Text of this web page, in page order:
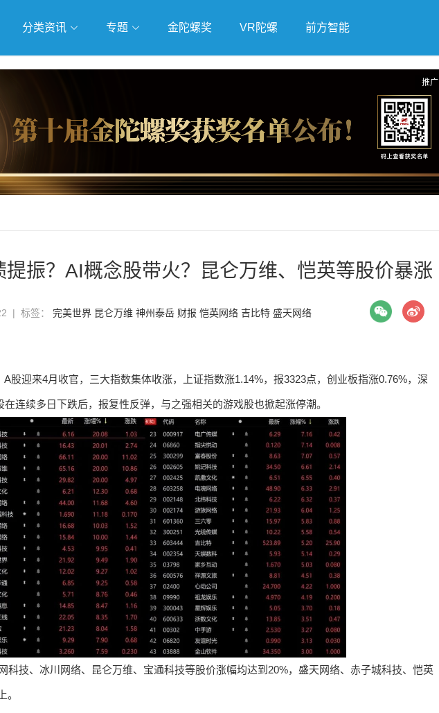
分类资讯 专题
人工智能 武侠游戏 独立游戏 云游戏
金陀螺奖 VR陀螺 前方智能
推广
振？AI概念股带火？昆仑万维、恺英等股价暴涨
| 标签： 完美世界 昆仑万维 神州泰岳 财报 恺英网络 吉比特 盛天网络
股迎来4月收官，三大指数集体收涨，上证指数涨1.14%，报3323点，创业板指涨0.76%，深
连续多日下跌后，报复性反弹，与之强相关的游戏股也掀起涨停潮。
科技、冰川网络、昆仑万维、宝通科技等股价涨幅均达到20%，盛天网络、赤子城科技、恺英
。